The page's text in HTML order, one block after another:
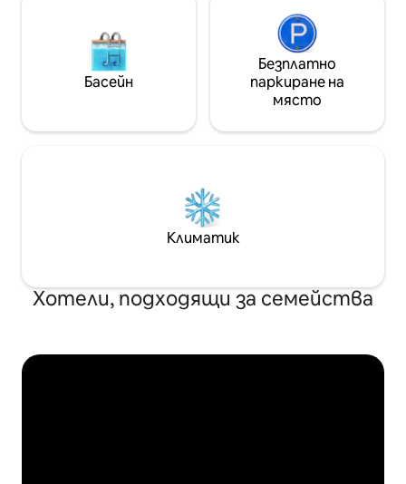
Басейн
Безплатно
паркиране на
място
Климатик
Хотели, подходящи за семейства